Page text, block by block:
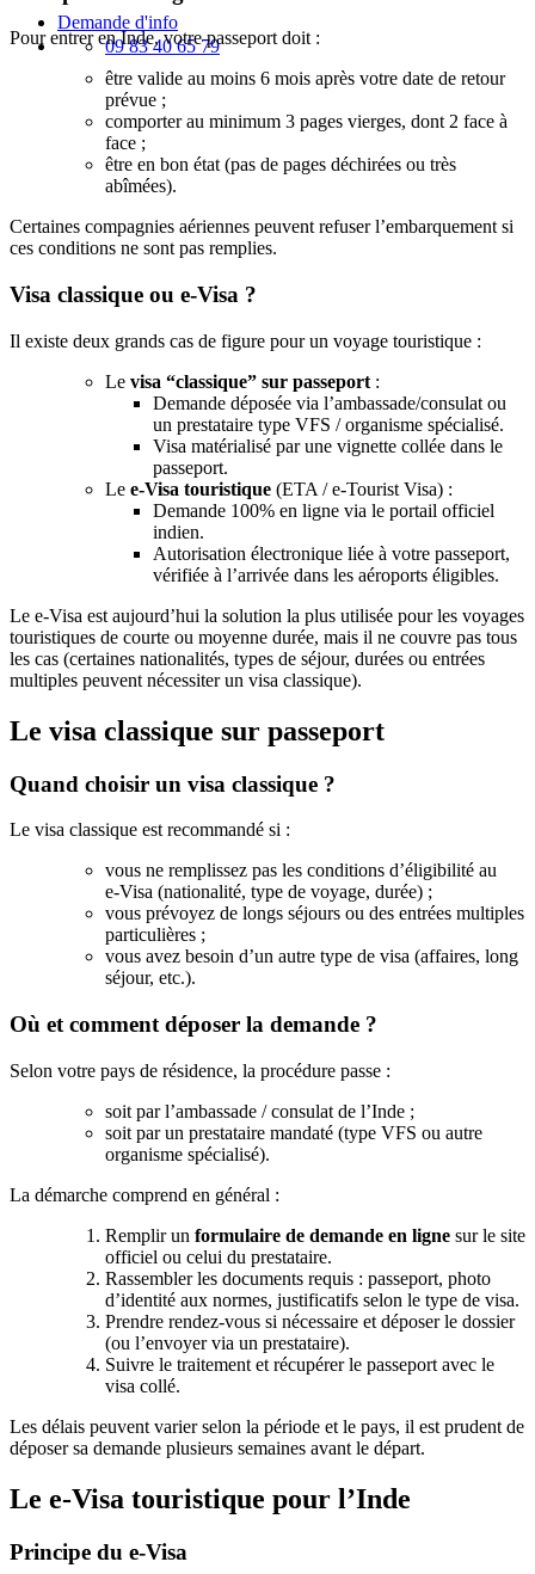
Demande d'info
09 83 40 65 79
Pour entrer en Inde, votre passeport doit :
être valide au moins 6 mois après votre date de retour
prévue ;
comporter au minimum 3 pages vierges, dont 2 face à
face ;
être en bon état (pas de pages déchirées ou très
abîmées).
Certaines compagnies aériennes peuvent refuser l’embarquement si
ces conditions ne sont pas remplies.
Visa classique ou e‑Visa ?
Il existe deux grands cas de figure pour un voyage touristique :
Le visa “classique” sur passeport :
Demande déposée via l’ambassade/consulat ou
un prestataire type VFS / organisme spécialisé.
Visa matérialisé par une vignette collée dans le
passeport.
Le e‑Visa touristique (ETA / e‑Tourist Visa) :
Demande 100% en ligne via le portail officiel
indien.
Autorisation électronique liée à votre passeport,
vérifiée à l’arrivée dans les aéroports éligibles.
Le e‑Visa est aujourd’hui la solution la plus utilisée pour les voyages
touristiques de courte ou moyenne durée, mais il ne couvre pas tous
les cas (certaines nationalités, types de séjour, durées ou entrées
multiples peuvent nécessiter un visa classique).
Le visa classique sur passeport
Quand choisir un visa classique ?
Le visa classique est recommandé si :
vous ne remplissez pas les conditions d’éligibilité au
e‑Visa (nationalité, type de voyage, durée) ;
vous prévoyez de longs séjours ou des entrées multiples
particulières ;
vous avez besoin d’un autre type de visa (affaires, long
séjour, etc.).
Où et comment déposer la demande ?
Selon votre pays de résidence, la procédure passe :
soit par l’ambassade / consulat de l’Inde ;
soit par un prestataire mandaté (type VFS ou autre
organisme spécialisé).
La démarche comprend en général :
Remplir un formulaire de demande en ligne sur le site
officiel ou celui du prestataire.
Rassembler les documents requis : passeport, photo
d’identité aux normes, justificatifs selon le type de visa.
Prendre rendez‑vous si nécessaire et déposer le dossier
(ou l’envoyer via un prestataire).
Suivre le traitement et récupérer le passeport avec le
visa collé.
Les délais peuvent varier selon la période et le pays, il est prudent de
déposer sa demande plusieurs semaines avant le départ.
Le e‑Visa touristique pour l’Inde
Principe du e‑Visa